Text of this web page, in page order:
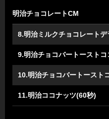
明治チョコレートCM
8.明治ミルクチョコレート
9.明治チョコバートースト
10.明治チョコバートースト
11.明治ココナッツ(60秒)